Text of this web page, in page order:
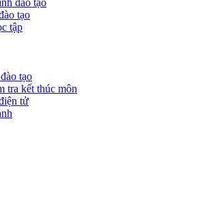
đào tạo
tạo
tập
tạo
tra kết thúc môn
tử